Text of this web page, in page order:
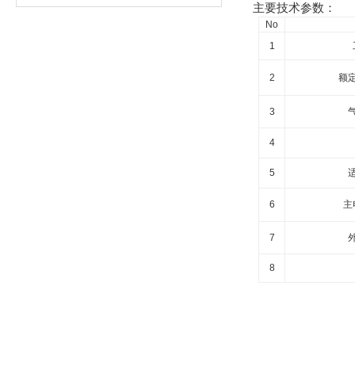
主要技术参数：
No
1
2 额
3
4
5
6 主
7
8